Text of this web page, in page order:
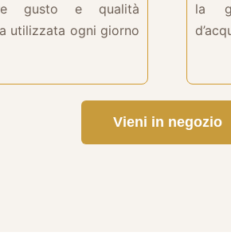
gusto e qualità
utilizzata ogni giorno
la
Vieni in negozio